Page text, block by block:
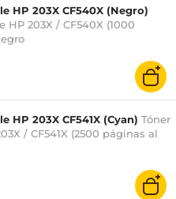
HP 203X CF540X (Negro)
HP 203X / CF540X (1000
HP 203X CF541X (Cyan) Tóner
/ CF541X (2500 páginas al